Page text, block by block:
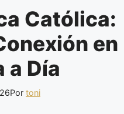
Católica:
en
a Día
Por toni